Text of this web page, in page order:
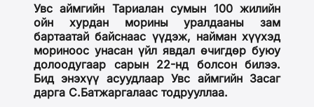
Увс аймгийн Тариалан сумын 100 жилийн
ойн хурдан морины уралдааны зам
бартаатай байснаас үүдэж, найман хүүхэд
мориноос унасан үйл явдал өчигдөр буюу
долоодугаар сарын 22-нд болсон билээ.
Бид энэхүү асуудлаар Увс аймгийн Засаг
дарга С.Батжаргалаас тодрууллаа.